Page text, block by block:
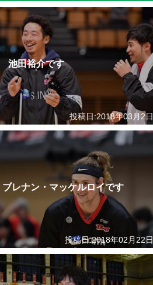
池田裕介です
投稿日:2018年03月2日
ブレナン・マッケルロイです
投稿日:2018年02月22日